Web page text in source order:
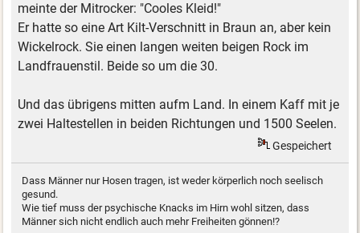
meinte der Mitrocker: "Cooles Kleid!"
Er hatte so eine Art Kilt-Verschnitt in Braun an, aber kein
Wickelrock. Sie einen langen weiten beigen Rock im
Landfrauenstil. Beide so um die 30.
Und das übrigens mitten aufm Land. In einem Kaff mit je
zwei Haltestellen in beiden Richtungen und 1500 Seelen.
Gespeichert
Dass Männer nur Hosen tragen, ist weder körperlich noch seelisch
gesund.
Wie tief muss der psychische Knacks im Hirn wohl sitzen, dass
Männer sich nicht endlich auch mehr Freiheiten gönnen!?